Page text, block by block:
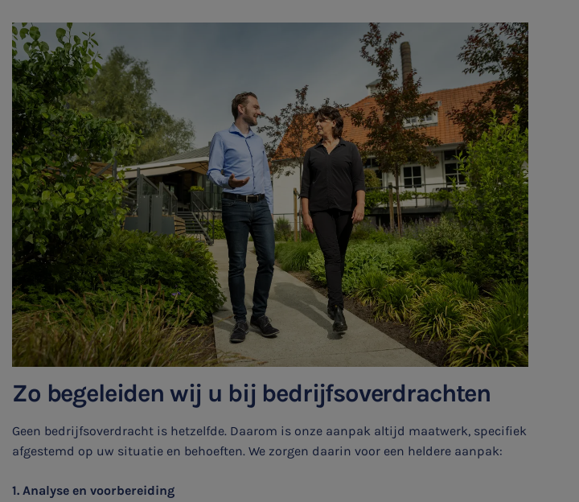
SNEL UW ANTWOORD VINDEN
Zonder gedoe
Zo begeleiden wij u bij bedrijfsoverdrachten
Geen bedrijfsoverdracht is hetzelfde. Daarom is onze aanpak altijd maatwerk, specifiek
afgestemd op uw situatie en behoeften. We zorgen daarin voor een heldere aanpak:
1. Analyse en voorbereiding